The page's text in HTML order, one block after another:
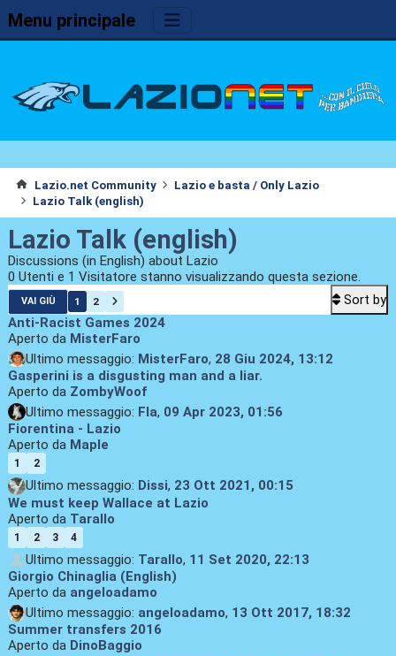
Menu principale
Lazio.net Community
Lazio e basta / Only Lazio
Lazio Talk (english)
Lazio Talk (english)
Discussions (in English) about Lazio
0 Utenti e 1 Visitatore stanno visualizzando questa sezione.
VAI GIÙ 1 2
Sort by
Anti-Racist Games 2024
Aperto da MisterFaro
Ultimo messaggio: MisterFaro, 28 Giu 2024, 13:12
Gasperini is a disgusting man and a liar.
Aperto da ZombyWoof
Ultimo messaggio: Fla, 09 Apr 2023, 01:56
Fiorentina - Lazio
Aperto da Maple
1 2
Ultimo messaggio: Dissi, 23 Ott 2021, 00:15
We must keep Wallace at Lazio
Aperto da Tarallo
1 2 3 4
Ultimo messaggio: Tarallo, 11 Set 2020, 22:13
Giorgio Chinaglia (English)
Aperto da angeloadamo
Ultimo messaggio: angeloadamo, 13 Ott 2017, 18:32
Summer transfers 2016
Aperto da DinoBaggio